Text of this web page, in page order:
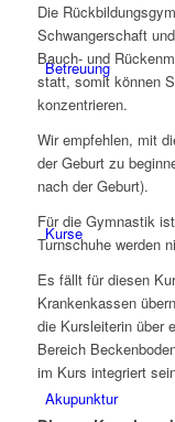
Betreuung
Kurse
Akupunktur
Die
Schwangerschaft
Bauch- und
statt, somit können
konzentrieren.
Wir empfehlen, mit
der Geburt zu
nach der Geburt).
Für die Gymnastik
Turnschuhe werden
Es fällt für diesen
Krankenkassen
die Kursleiterin über
Bereich
im Kurs integriert